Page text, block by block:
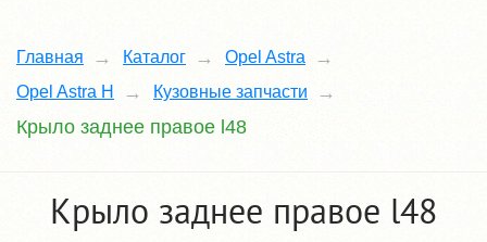
Главная Каталог
Opel Astra
Opel Astra H
Кузовные запчасти
Крыло заднее правое l48
Крыло заднее правое l48